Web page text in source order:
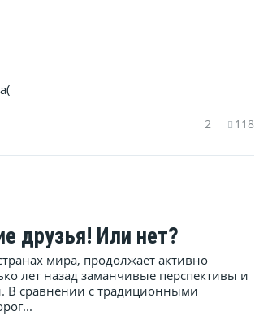
2 118
друзья! Или нет?
мира, продолжает активно
лет назад заманчивые перспективы и
В сравнении с традиционными